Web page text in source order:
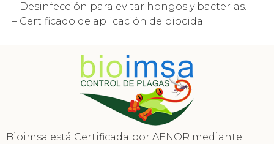
– Desinfección para evitar hongos y bacterias.
– Certificado de aplicación de biocida.
Bioimsa está Certificada por AENOR mediante